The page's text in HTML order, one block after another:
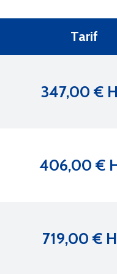
Tarif
347,00 €
406,00 €
719,00 €